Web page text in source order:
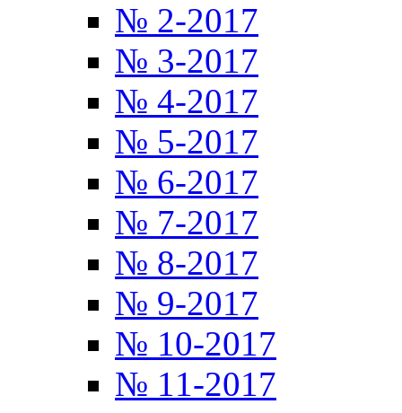
№ 2-2017
№ 3-2017
№ 4-2017
№ 5-2017
№ 6-2017
№ 7-2017
№ 8-2017
№ 9-2017
№ 10-2017
№ 11-2017